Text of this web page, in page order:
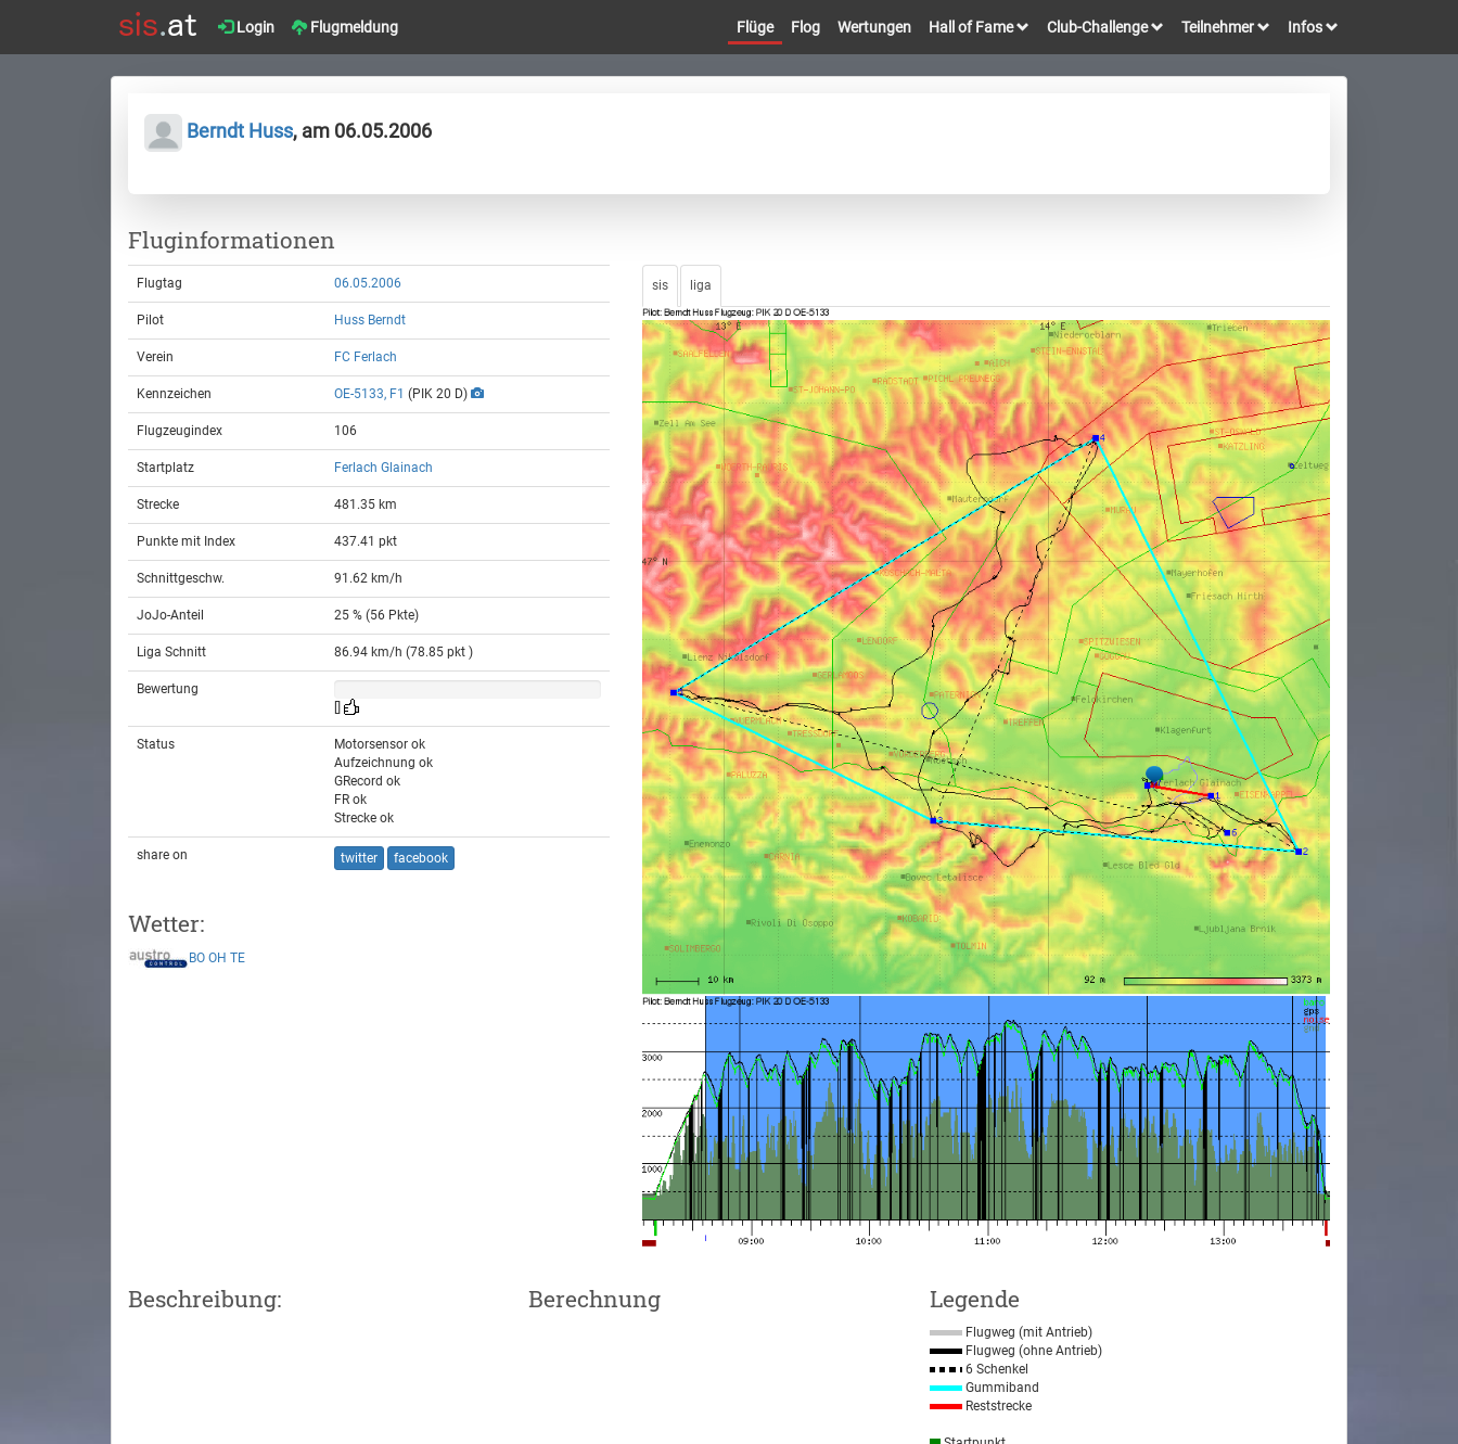
Login Flugmeldung Flüge Flog Wertungen Hall of Fame Club-Challenge Teilnehmer Infos
Berndt Huss, am 06.05.2006
Fluginformationen
Flugtag 06.05.2006
Pilot Huss Berndt
Verein FC Ferlach
Kennzeichen OE-5133, F1 (PIK 20 D)
Flugzeugindex 106
Startplatz Ferlach Glainach
Strecke 481.35 km
Punkte mit Index 437.41 pkt
Schnittgeschw. 91.62 km/h
JoJo-Anteil 25 % (56 Pkte)
Liga Schnitt 86.94 km/h (78.85 pkt )
Bewertung
[]
Status
Motorsensor ok
Aufzeichnung ok
GRecord ok
FR ok
Strecke ok
share on twitter facebook
Wetter:
BO OH TE
sis liga
Beschreibung: Berechnung Legende
Flugweg (mit Antrieb)
Flugweg (ohne Antrieb)
6 Schenkel
Gummiband
Reststrecke